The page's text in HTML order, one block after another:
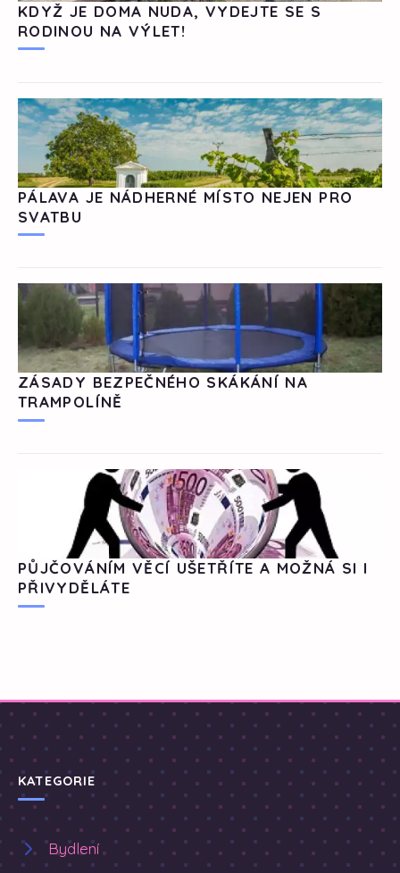
KDYŽ JE DOMA NUDA, VYDEJTE SE S
RODINOU NA VÝLET!
PÁLAVA JE NÁDHERNÉ MÍSTO NEJEN PRO
SVATBU
ZÁSADY BEZPEČNÉHO SKÁKÁNÍ NA
TRAMPOLÍNĚ
PŮJČOVÁNÍM VĚCÍ UŠETŘÍTE A MOŽNÁ SI I
PŘIVYDĚLÁTE
KATEGORIE
Bydlení